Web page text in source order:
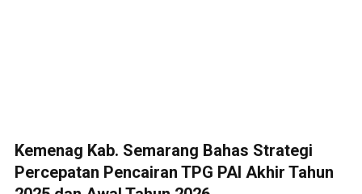
Kemenag Kab. Semarang Bahas Strategi
Percepatan Pencairan TPG PAI Akhir Tahun